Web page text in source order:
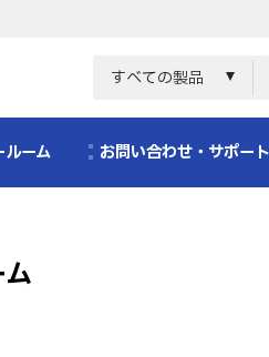
すべての製品
ルーム お問い合わせ・サポート